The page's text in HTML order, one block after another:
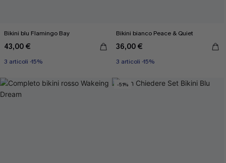
Bikini blu Flamingo Bay
43,00 €
3 articoli -15%
Bikini bianco Peace & Quiet
36,00 €
3 articoli -15%
-51%